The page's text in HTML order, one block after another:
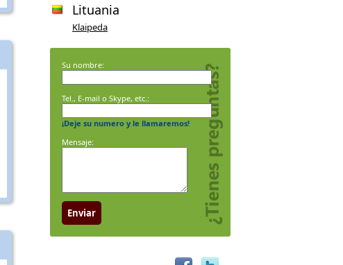
Lituania
Klaipeda
Su nombre:
Tel., E-mail o Skype, etc.:
¡Deje su numero y le llamaremos!
Mensaje:
Enviar